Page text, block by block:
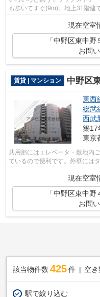
も歩いてすぐ(9m)。地上31階建
能的、機械式駐車場があります
現在空室
「中野区東中
お問
賃貸 | マンション 中野区
東西
総武
西武
築17
東京
共用部にはエレベータ・敷地内
ているので便利です。外壁には
物件なら毎日の移動も快適です
現在空室
「中野区東中
お問
該当物件数 425件 空き
駅で絞り込む